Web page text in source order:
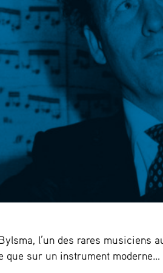
l’un des rares musiciens
que sur un instrument moderne…